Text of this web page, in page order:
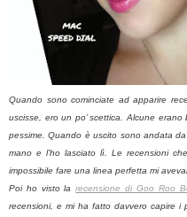
Quando sono cominciate ad apparire
uscisse, ero un po’ scettica. Alcune
pessime. Quando è uscito sono andata
mano e l’ho lasciato lì. Le recensioni
impossibile fare una linea perfetta mi
Poi ho visto larecensione di Goo Roo
recensioni, e mi ha fatto davvero capire i